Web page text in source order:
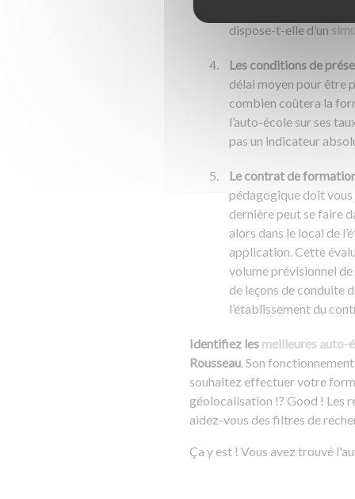
dispose-t-elle d’un
Les conditions de
délai moyen pour être
combien coûtera la
l’auto-école sur ses
pas un indicateur
Le contrat de
pédagogique doit
dernière peut se faire
alors dans le local de
application. Cette
volume prévisionnel
de leçons de conduite
l’établissement du
Identifiez les meilleures auto-
Rousseau. Son
souhaitez effectuer votre
géolocalisation !? Good ! Les
aidez-vous des filtres de
Ça y est ! Vous avez trouvé